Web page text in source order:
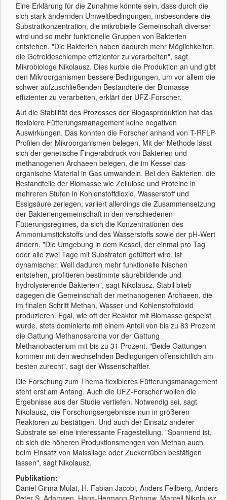
Eine Erklärung für die Zunahme könnte sein, dass durch die
sich stark ändernden Umweltbedingungen, insbesondere die
Substratkonzentration, die mikrobielle Gemeinschaft diverser
wird und so mehr funktionelle Gruppen von Bakterien
entstehen. "Die Bakterien haben dadurch mehr Möglichkeiten,
die Getreideschlempe effizienter zu verarbeiten", sagt
Mikrobiologe Nikolausz. Dies kurble die Produktion an und gibt
den Mikroorganismen bessere Bedingungen, um vor allem die
schwer aufzuschließenden Bestandteile der Biomasse
effizienter zu verarbeiten, erklärt der UFZ-Forscher.
Auf die Stabilität des Prozesses der Biogasproduktion hat das
flexiblere Fütterungsmanagement keine negativen
Auswirkungen. Das konnten die Forscher anhand von T-RFLP-
Profilen der Mikroorganismen belegen. Mit der Methode lässt
sich der genetische Fingerabdruck von Bakterien und
methanogenen Archaeen belegen, die im Kessel das
organische Material in Gas umwandeln. Bei den Bakterien, die
Bestandteile der Biomasse wie Zellulose und Proteine in
mehreren Stufen in Kohlenstoffdioxid, Wasserstoff und
Essigsäure zerlegen, variiert allerdings die Zusammensetzung
der Bakteriengemeinschaft in den verschiedenen
Fütterungsregimes, da sich die Konzentrationen des
Ammoniumstickstoffs und des Wasserstoffs sowie der pH-Wert
ändern. "Die Umgebung in dem Kessel, der einmal pro Tag
oder alle zwei Tage mit Substraten gefüttert wird, ist
dynamischer. Weil dadurch mehr funktionelle Nischen
entstehen, profitieren bestimmte säurebildende und
hydrolysierende Bakterien", sagt Nikolausz. Stabil blieb
dagegen die Gemeinschaft der methanogenen Archaeen, die
im finalen Schritt Methan, Wasser und Kohlenstoffdioxid
produzieren. Egal, wie oft der Reaktor mit Biomasse gespeist
wurde, stets dominierte mit einem Anteil von bis zu 83 Prozent
die Gattung Methanosarcina vor der Gattung
Methanobacterium mit bis zu 31 Prozent. "Beide Gattungen
kommen mit den wechselnden Bedingungen offensichtlich am
besten zurecht", sagt der Wissenschaftler.
Die Forschung zum Thema flexibleres Fütterungsmanagement
steht erst am Anfang. Auch die UFZ-Forscher wollen die
Ergebnisse aus der Studie vertiefen. Notwendig sei, sagt
Nikolausz, die Forschungsergebnisse nun in größeren
Reaktoren zu bestätigen. Und auch der Einsatz anderer
Substrate sei eine interessante Fragestellung. "Spannend ist,
ob sich die höheren Produktionsmengen von Methan auch
beim Einsatz von Maissilage oder Zuckerrüben bestätigen
lassen", sagt Nikolausz.
Publikation:
Daniel Girma Mulat, H. Fabian Jacobi, Anders Feilberg, Anders
Peter S. Adamsen, Hans-Hermann Richnow, Marcell Nikolausz